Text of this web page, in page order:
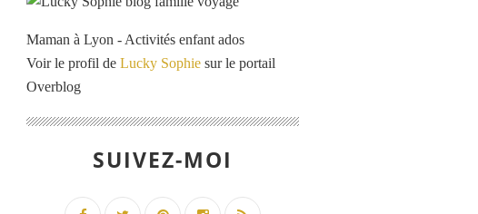
Maman à Lyon - Activités enfant ados
Voir le profil de Lucky Sophie sur le portail
Overblog
SUIVEZ-MOI